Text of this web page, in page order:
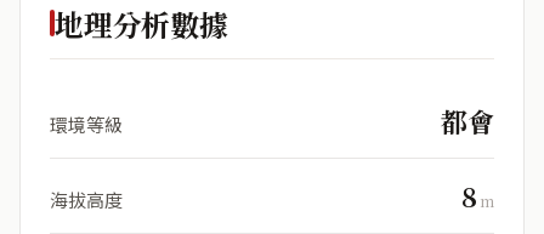
地理分析數據
環境等級 都會
海拔高度 8 m